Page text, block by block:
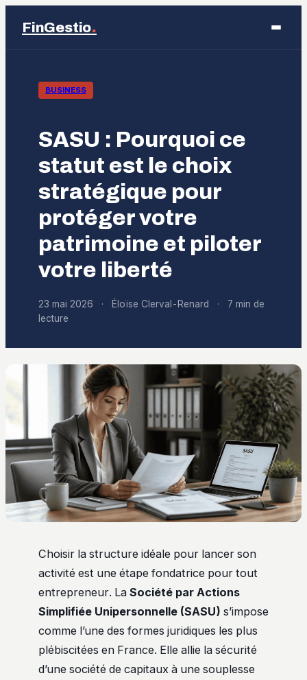
FinGestio.
Business
Finance
Marketing
BUSINESS
SASU : Pourquoi ce
statut est le choix
stratégique pour
protéger votre
patrimoine et piloter
votre liberté
23 mai 2026 · Éloïse Clerval-Renard ·
7 min de
lecture
Choisir la structure idéale pour lancer son
activité est une étape fondatrice pour tout
entrepreneur. La Société par Actions
Simplifiée Unipersonnelle (SASU) s’impose
comme l’une des formes juridiques les plus
plébiscitées en France. Elle allie la sécurité
d’une société de capitaux à une souplesse